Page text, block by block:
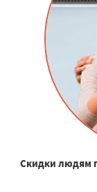
Скидки людям